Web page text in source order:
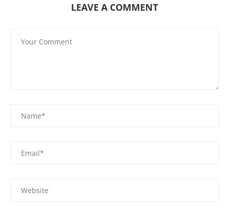
LEAVE A COMMENT